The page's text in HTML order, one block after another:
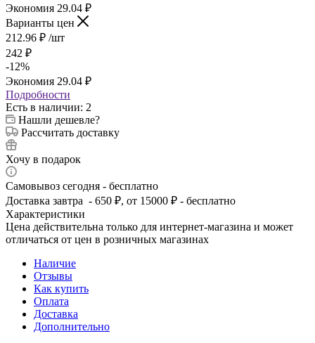
Экономия 29.04 ₽
Варианты цен
212.96 ₽ /шт
242 ₽
-12%
Экономия 29.04 ₽
Подробности
Есть в наличии: 2
Нашли дешевле?
Рассчитать доставку
Хочу в подарок
Самовывоз сегодня - бесплатно
Доставка завтра - 650 ₽, от 15000 ₽ - бесплатно
Характеристики
Цена действительна только для интернет-магазина и может
отличаться от цен в розничных магазинах
Наличие
Отзывы
Как купить
Оплата
Доставка
Дополнительно